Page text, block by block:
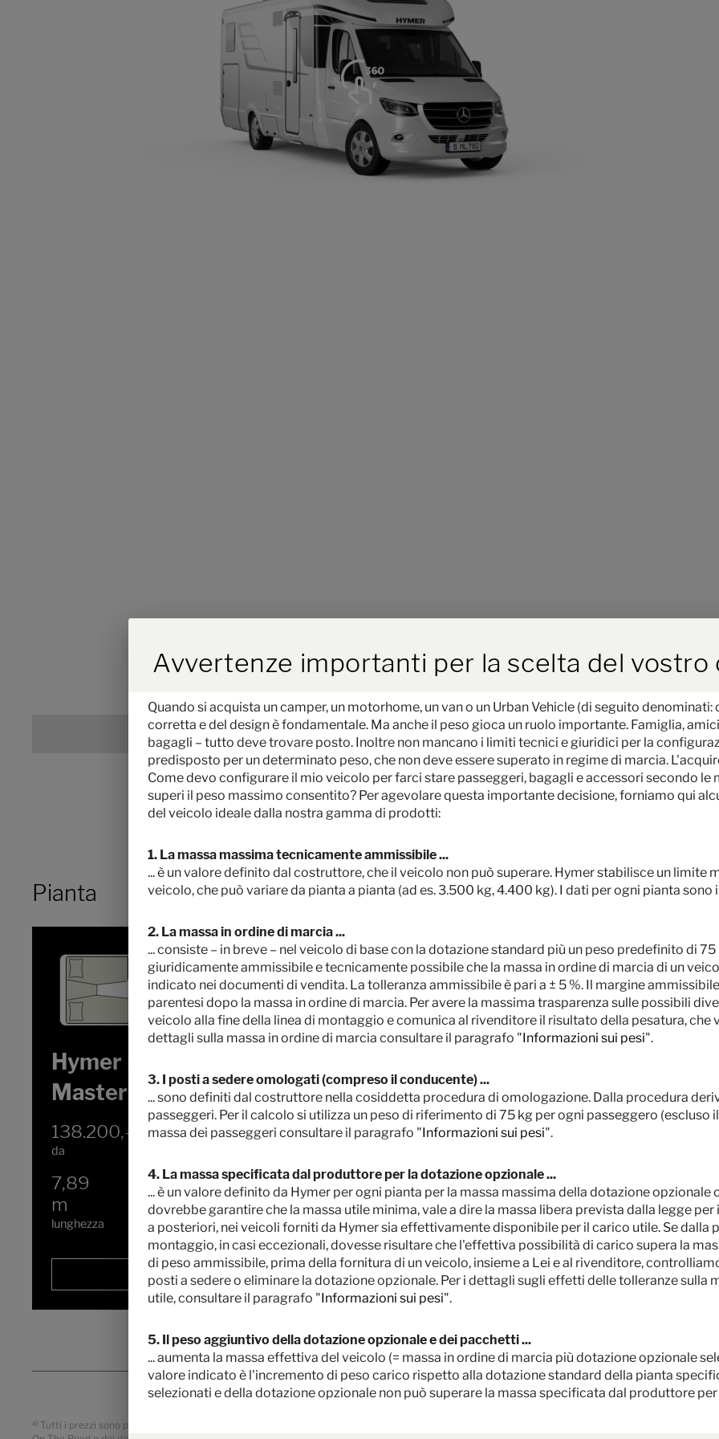
Passo 1 / 10
Layout
Pianta
Hymer B-Klasse
MasterLine T 780
138.200,– €
da
2 - 3
7,89
m
lunghezza
4430 kg
Massa massima tecnicamente
ammissibile*
Selezionato
a) Tutti i prezzi sono prezzi di vendita raccomandati in EUR, basati sui prezzi di vendita italiani. I prezzi in altri paesi possono differire a causa della
Lo scorrimento attiva il pulsante per
Avvertenze importanti per la scelta del vostro
Quando si acquista un camper, un motorhome, un van o un Urban Vehicle (di seguito
corretta e del design è fondamentale. Ma anche il peso gioca un ruolo importante. Famiglia,
bagagli – tutto deve trovare posto. Inoltre non mancano i limiti tecnici e giuridici per la
predisposto per un determinato peso, che non deve essere superato in regime di marcia.
Come devo configurare il mio veicolo per farci stare passeggeri, bagagli e accessori secondo le
superi il peso massimo consentito? Per agevolare questa importante decisione, forniamo qui
del veicolo ideale dalla nostra gamma di prodotti:
1. La massa massima tecnicamente ammissibile ...
...è un valore definito dal costruttore, che il veicolo non può superare. Hymer stabilisce un limite
veicolo, che può variare da pianta a pianta (ad es. 3.500 kg, 4.400 kg). I dati per ogni pianta
2. La massa in ordine di marcia ...
... consiste – in breve – nel veicolo di base con la dotazione standard più un peso predefinito di
giuridicamente ammissibile e tecnicamente possibile che la massa in ordine di marcia di un
indicato nei documenti di vendita. La tolleranza ammissibile è pari a ± 5 %. Il margine
parentesi dopo la massa in ordine di marcia. Per avere la massima trasparenza sulle possibili
veicolo alla fine della linea di montaggio e comunica al rivenditore il risultato della pesatura, che
dettagli sulla massa in ordine di marcia consultare il paragrafo "Informazioni sui pesi".
3. I posti a sedere omologati (compreso il conducente) ...
... sono definiti dal costruttore nella cosiddetta procedura di omologazione. Dalla procedura
passeggeri. Per il calcolo si utilizza un peso di riferimento di 75 kg per ogni passeggero (escluso
massa dei passeggeri consultare il paragrafo "Informazioni sui pesi".
4. La massa specificata dal produttore per la dotazione opzionale ...
... è un valore definito da Hymer per ogni pianta per la massa massima della dotazione
dovrebbe garantire che la massa utile minima, vale a dire la massa libera prevista dalla legge
a posteriori, nei veicoli forniti da Hymer sia effettivamente disponibile per il carico utile. Se dalla
montaggio, in casi eccezionali, dovesse risultare che l'effettiva possibilità di carico supera la
di peso ammissibile, prima della fornitura di un veicolo, insieme a Lei e al rivenditore,
posti a sedere o eliminare la dotazione opzionale. Per i dettagli sugli effetti delle tolleranze sulla
utile, consultare il paragrafo "Informazioni sui pesi".
5. Il peso aggiuntivo della dotazione opzionale e dei pacchetti ...
... aumenta la massa effettiva del veicolo (= massa in ordine di marcia più dotazione opzionale
valore indicato è l'incremento di peso carico rispetto alla dotazione standard della pianta
selezionati e della dotazione opzionale non può superare la massa specificata dal produttore